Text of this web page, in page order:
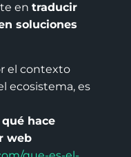
entraducir
soluciones
el contexto
ecosistema, es
hace
web